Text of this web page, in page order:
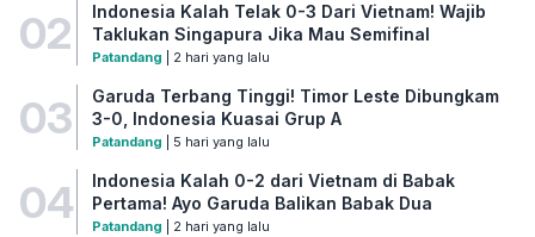
02
Indonesia Kalah Telak 0-3 Dari Vietnam! Wajib
Taklukan Singapura Jika Mau Semifinal
Patandang | 2 hari yang lalu
03
Garuda Terbang Tinggi! Timor Leste Dibungkam
3-0, Indonesia Kuasai Grup A
Patandang | 5 hari yang lalu
04
Indonesia Kalah 0-2 dari Vietnam di Babak
Pertama! Ayo Garuda Balikan Babak Dua
Patandang | 2 hari yang lalu